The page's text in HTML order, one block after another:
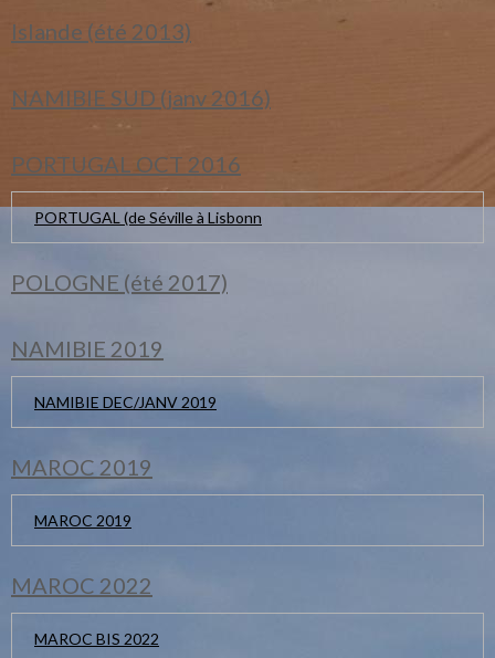
Islande (été 2013)
NAMIBIE SUD (janv 2016)
PORTUGAL OCT 2016
PORTUGAL (de Séville à Lisbonn
POLOGNE (été 2017)
NAMIBIE 2019
NAMIBIE DEC/JANV 2019
MAROC 2019
MAROC 2019
MAROC 2022
MAROC BIS 2022